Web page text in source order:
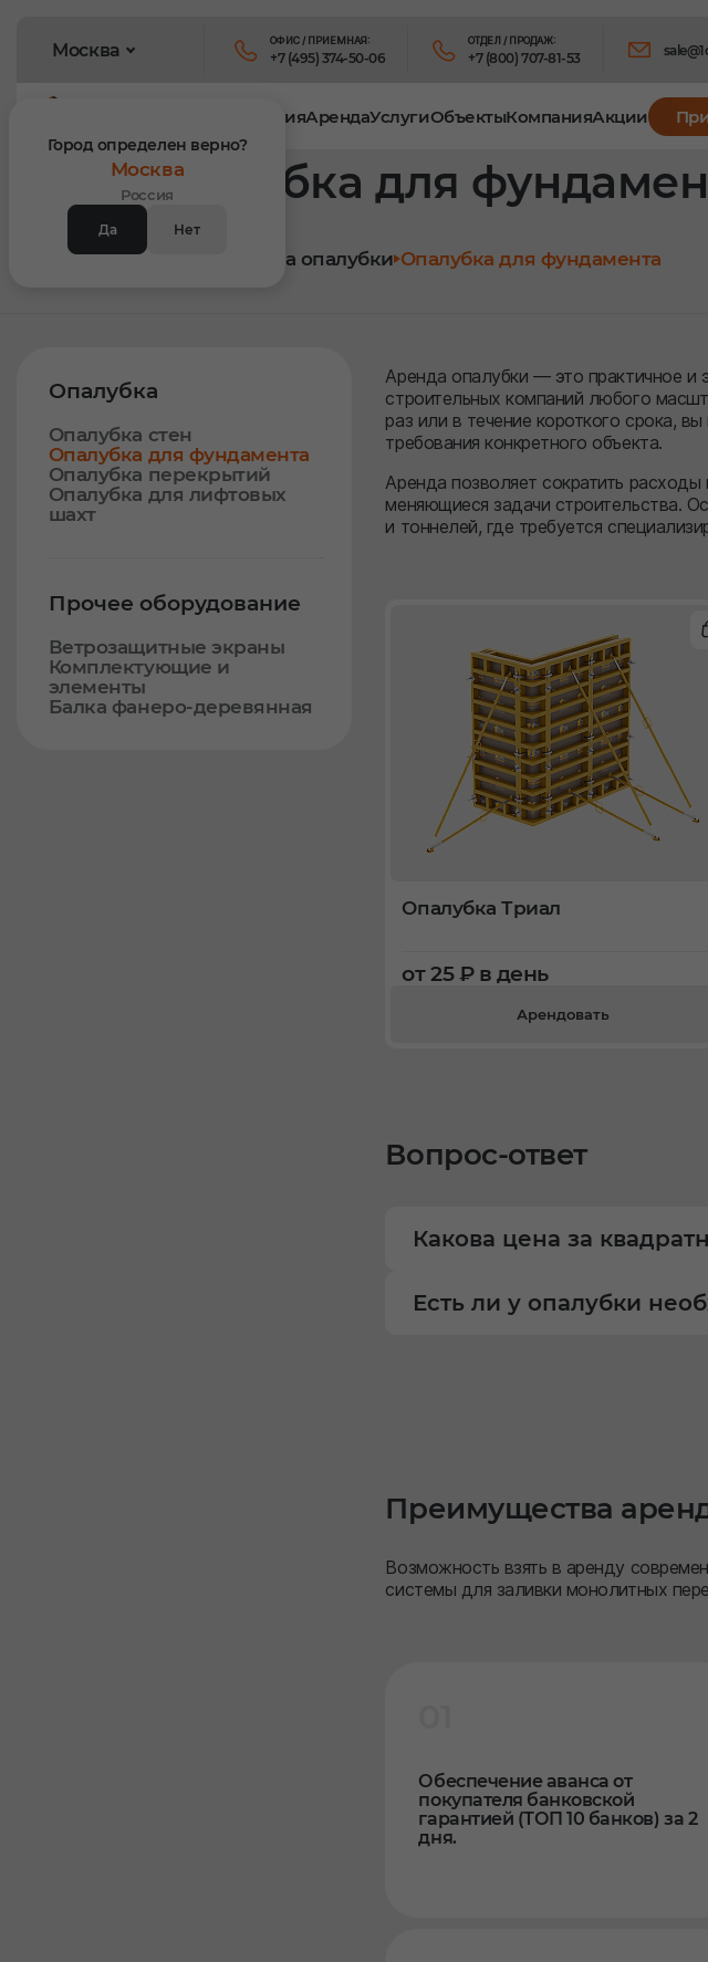
ОФИС / ПРИЕМНАЯ:
+7 (495) 374-50-06
ОТДЕЛ / ПРОДАЖ:
+7 (800) 707-81-53
Москва
Город определен верно?
Москва
Россия
Да Нет
ПродукцияАрендаУслугиОбъектыКомпанияАкции
Опалубка для
Главная Аренда опалубки Опалубка для фундамента
Опалубка
Опалубка стен
Опалубка для фундамента
Опалубка перекрытий
Опалубка для лифтовых
шахт
Прочее оборудование
Ветрозащитные экраны
Комплектующие и
элементы
Балка фанеро-деревянная
Аренда опалубки — это практичное и
строительных компаний любого
раз или в течение короткого срока,
требования конкретного объекта.
Аренда позволяет сократить
меняющиеся задачи строительства.
и тоннелей, где требуется
Опалубка Триал
от 25 ₽ в день
Арендовать
Вопрос-ответ
Какова цена за
Есть ли у опалубки
Преимущества
Возможность взять в аренду
системы для заливки монолитных
Обеспечение аванса от
покупателя банковской
гарантией (ТОП 10 банков) за 2
дня.